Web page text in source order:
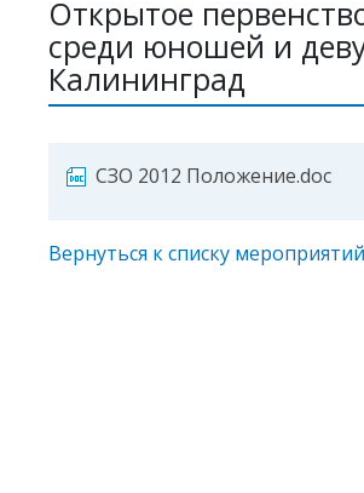
Открытое
среди юношей и
Калининград
СЗО 2012 Положение.doc
Вернуться к списку мероприятий